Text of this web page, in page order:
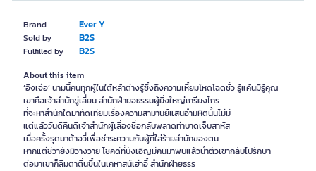
Brand Ever Y
Sold by B2S
Fulfilled by B2S
About this item
‘อิงเจ๋อ’ นามนี้คนทุกผู้ในใต้หล้าต่างรู้ซึ้งถึงความเหี้ยมโหดโฉดชั่ว รู้แค้นมิรู้คุณ
เขาคือเจ้าสำนักขู่เลี่ยน สำนักฝ่ายอธรรมผู้ยิ่งใหญ่เกรียงไกร
ที่จะหาสำนักใดมาทัดเทียมเรื่องความสามานย์แสนอำมหิตนั้นไม่มี
แต่แล้ววันดีคืนดีเจ้าสำนักผู้เลื่องชื่อกลับพลาดท่าบาดเจ็บสาหัส
เมื่อครั้งรุดมาต้าอวี่เพื่อชำระความกับผู้ที่ใส่ร้ายสำนักของตน
หากแต่ชีวายังมิวางวาย โชคดีที่บังเอิญมีคนมาพบแล้วนำตัวเขากลับไปรักษา
ต่อมาเขาก็ลืมตาตื่นขึ้นในเคหาสน์เฮ่าอี้ สำนักฝ่ายธรร